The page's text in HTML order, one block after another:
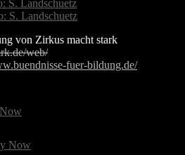
von Zirkus macht stark
web/
fuer-bildung.de/